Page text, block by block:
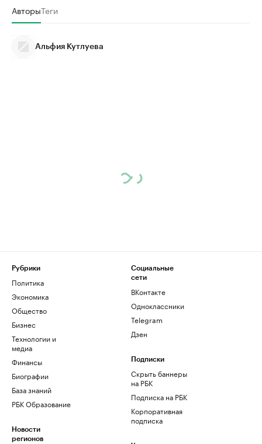
АвторыТеги
Альфия Кутлуева
Рубрики
Политика
Экономика
Общество
Бизнес
Технологии и
медиа
Финансы
Биографии
База знаний
РБК Образование
Новости
регионов
Социальные
сети
ВКонтакте
Одноклассники
Telegram
Дзен
Подписки
Скрыть баннеры
на РБК
Подписка на РБК
Корпоративная
подписка